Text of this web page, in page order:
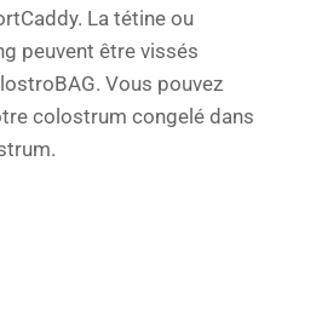
La tétine ou
peuvent être vissés
Vous pouvez
colostrum congelé dans